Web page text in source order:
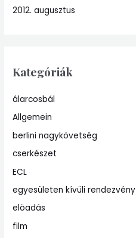
2012. augusztus
Kategóriák
álarcosbál
Allgemein
berlini nagykövetség
cserkészet
ECL
egyesületen kívüli rendezvény
elöadás
film